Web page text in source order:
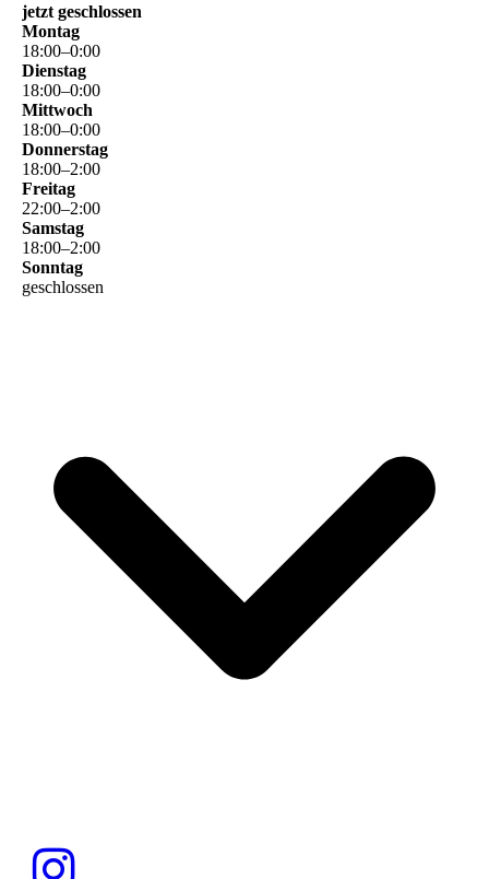
jetzt geschlossen
Montag
18:00–0:00
Dienstag
18:00–0:00
Mittwoch
18:00–0:00
Donnerstag
18:00–2:00
Freitag
22:00–2:00
Samstag
18:00–2:00
Sonntag
geschlossen